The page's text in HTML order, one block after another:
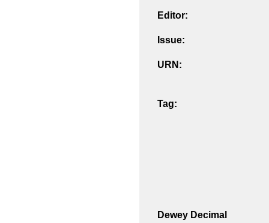
Editor:
Issue:
URN:
Tag:
Dewey Decimal